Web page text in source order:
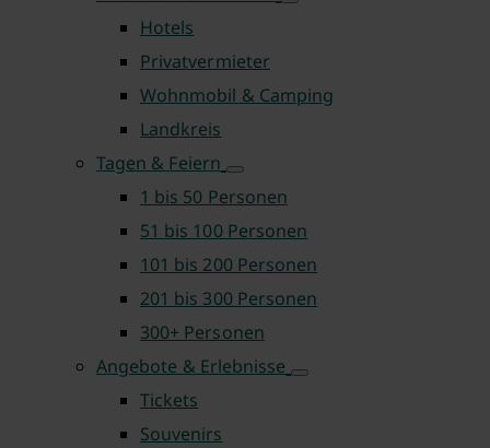
Hotels
Privatvermieter
Wohnmobil & Camping
Landkreis
Tagen & Feiern
1 bis 50 Personen
51 bis 100 Personen
101 bis 200 Personen
201 bis 300 Personen
300+ Personen
Angebote & Erlebnisse
Tickets
Souvenirs